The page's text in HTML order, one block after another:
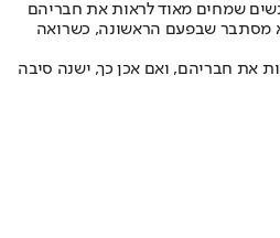
שמחים מאוד לראות את חבריהם
מסתבר שבפעם הראשונה, כשרואה
את חבריהם, ואם אכן כך, ישנה סיבה